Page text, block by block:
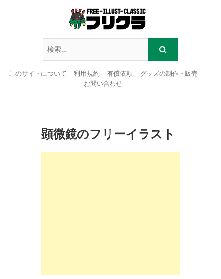
このサイトについて 利用規約 有償依頼
グッズの制作・販売
お問い合わせ
顕微鏡のフリーイラスト